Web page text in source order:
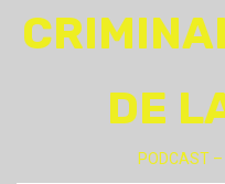
DE
PODCAST –